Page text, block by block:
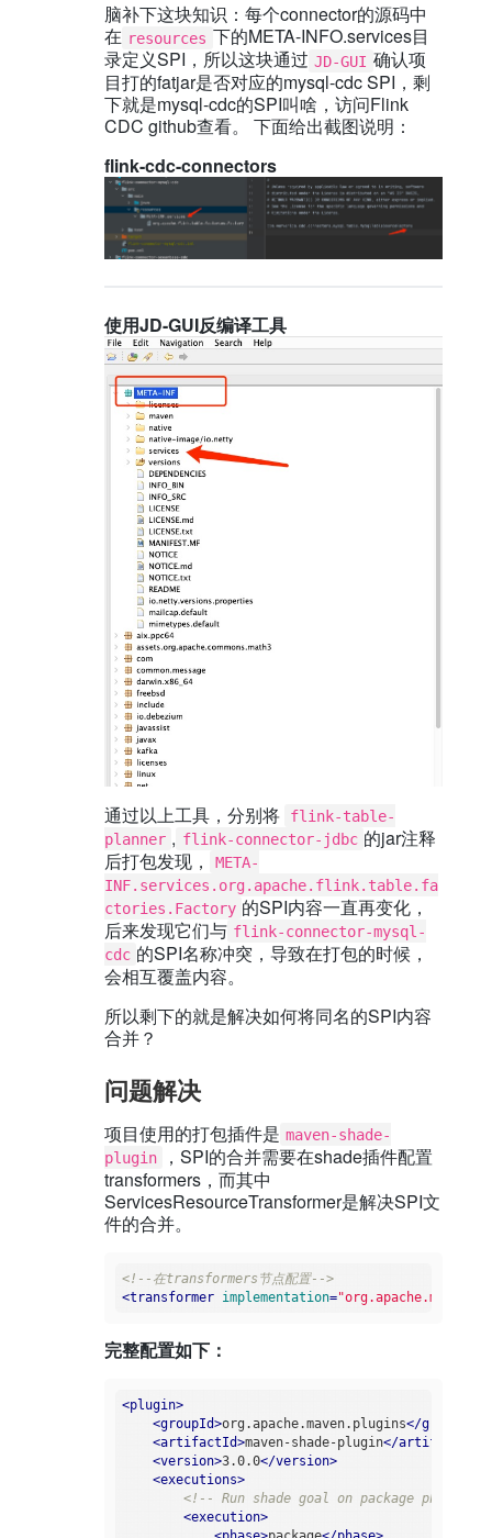
脑补下这块知识：每个connector的源码中
在 resources 下的META-INFO.services目
录定义SPI，所以这块通过 JD-GUI 确认项
目打的fatjar是否对应的mysql-cdc SPI，剩
下就是mysql-cdc的SPI叫啥，访问Flink
CDC github查看。 下面给出截图说明：
flink-cdc-connectors
使用JD-GUI反编译工具
通过以上工具，分别将
flink-table-
planner , flink-connector-jdbc 的jar注释
后打包发现，
META-
INF.services.org.apache.flink.table.fa
ctories.Factory 的SPI内容一直再变化，
后来发现它们与 flink-connector-mysql-
cdc 的SPI名称冲突，导致在打包的时候，
会相互覆盖内容。
所以剩下的就是解决如何将同名的SPI内容
合并？
问题解决
项目使用的打包插件是 maven-shade-
plugin
，SPI的合并需要在shade插件配置
transformers，而其中
ServicesResourceTransformer是解决SPI文
件的合并。
<!--在transformers节点配置-->
<transformer implementation=
完整配置如下：
<plugin>
<groupId>org.apache.maven.plugins</groupId
<artifactId>maven-shade-plugin</artifactId
<version>3.0.0</version>
<executions>
<!-- Run shade goal on package phase -->
<execution>